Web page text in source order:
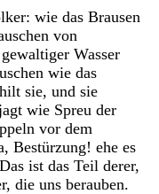
: wie das Brausen
von
gewaltiger Wasser
wie das
sie, und sie
wie Spreu der
vor dem
, Bestürzung! ehe es
Das ist das Teil derer,
, die uns berauben.